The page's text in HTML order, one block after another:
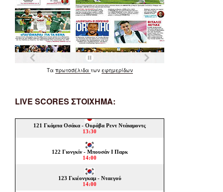
Τα πρωτοσέλιδα των εφημερίδων
LIVE SCORES ΣΤΟΙΧΗΜΑ: